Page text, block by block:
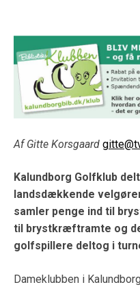
Af Gitte Korsgaard
Kalundborg Golfklub
landsdækkende
samler penge ind til
til brystkræftramte og
golfspillere deltog i
Dameklubben i